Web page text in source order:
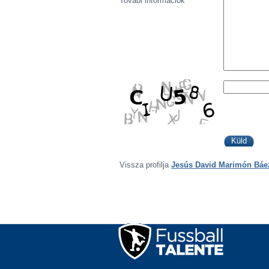
Vissza profilja Jesús David Marimón